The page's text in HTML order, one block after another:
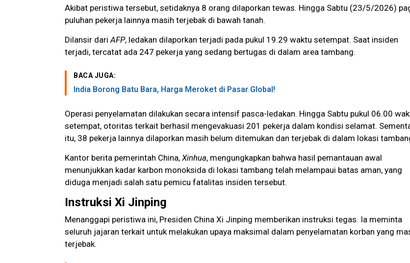
Akibat peristiwa tersebut, setidaknya 8 orang dilaporkan tewas. Hingga Sabtu (23/5/2026)
puluhan pekerja lainnya masih terjebak di bawah tanah.
Dilansir dariAFP, ledakan dilaporkan terjadi pada pukul 19.29 waktu setempat. Saat insiden
terjadi, tercatat ada 247 pekerja yang sedang bertugas di dalam area tambang.
BACA JUGA:
India Borong Batu Bara, Harga Meroket di Pasar Global!
Operasi penyelamatan dilakukan secara intensif pasca-ledakan. Hingga Sabtu pukul 06.00
setempat, otoritas terkait berhasil mengevakuasi 201 pekerja dalam kondisi selamat.
itu, 38 pekerja lainnya dilaporkan masih belum ditemukan dan terjebak di dalam lokasi
Kantor berita pemerintah China, Xinhua, mengungkapkan bahwa hasil pemantauan awal
menunjukkan kadar karbon monoksida di lokasi tambang telah melampaui batas aman, yang
diduga menjadi salah satu pemicu fatalitas insiden tersebut.
Instruksi Xi Jinping
Menanggapi peristiwa ini, Presiden China Xi Jinping memberikan instruksi tegas. Ia meminta
seluruh jajaran terkait untuk melakukan upaya maksimal dalam penyelamatan korban yang
terjebak.